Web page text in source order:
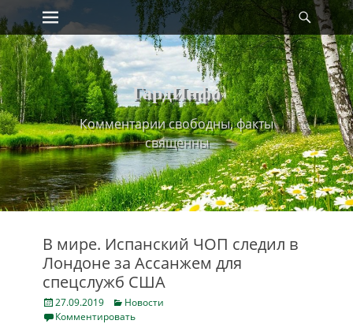
Skip
to
content
Primary Menu
ГардИнфо
Комментарии свободны, факты
священны
В мире. Испанский ЧОП следил в
Лондоне за Ассанжем для
спецслужб США
Posted
on
27.09.2019 Categories
Новости
Комментировать